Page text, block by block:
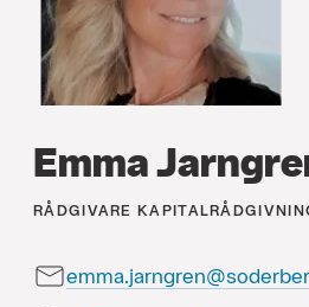
Emma
RÅDGIVARE